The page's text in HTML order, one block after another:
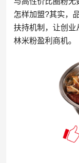
怎样加盟?其实，
扶持机制，让创业
林米粉盈利商机。